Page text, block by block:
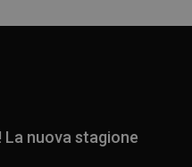
nuova stagione